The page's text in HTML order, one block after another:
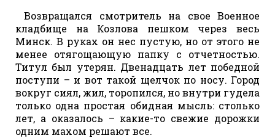
Возвращался смотритель на свое Военное
кладбище на Козлова пешком через весь
Минск. В руках он нес пустую, но от этого не
менее отягощающую папку с отчетностью.
Титул был утерян. Двенадцать лет победной
поступи – и вот такой щелчок по носу. Город
вокруг сиял, жил, торопился, но внутри гудела
только одна простая обидная мысль: столько
лет, а оказалось – какие-то свежие дорожки
одним махом решают все.